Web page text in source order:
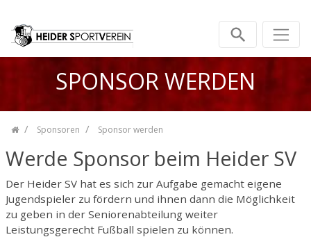
Zum Inhalt springen
SPONSOR WERDEN
Sponsoren Sponsor werden
Werde Sponsor beim Heider SV
Der Heider SV hat es sich zur Aufgabe gemacht eigene
Jugendspieler zu fördern und ihnen dann die Möglichkeit
zu geben in der Seniorenabteilung weiter
Leistungsgerecht Fußball spielen zu können.